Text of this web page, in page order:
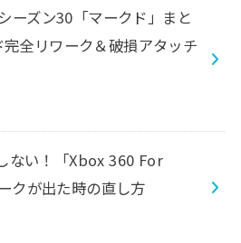
ーズン30「マークド」まと
全リワーク＆破損アタッチ
ない！「Xbox 360 For
クが出た時の直し方